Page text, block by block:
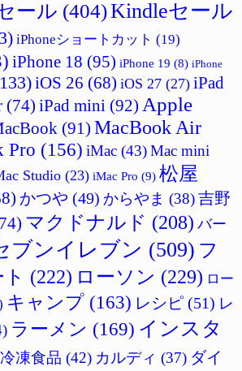
ール (404)Kindleセール
iPhoneショートカット (19)
iPhone 18 (95) iPhone 19 (8) iPhone
iOS 26 (68) iOS 27 (27) iPad
(74) iPad mini (92) Apple
(91) MacBook Air
Pro (156) iMac (43)Mac mini
Studio (23) iMac Pro (9) 松屋
かつや (49) からやま (38)吉野
マクドナルド (208) バー
ブンイレブン (509) フ
(222) ローソン (229) ロー
キャンプ (163) レシピ (51) レ
ラーメン (169) インスタ
冷凍食品 (42) カルディ (37) ダイ